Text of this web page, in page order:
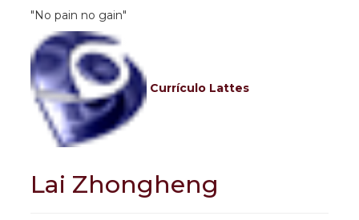
"No pain no gain"
Currículo Lattes
Lai Zhongheng